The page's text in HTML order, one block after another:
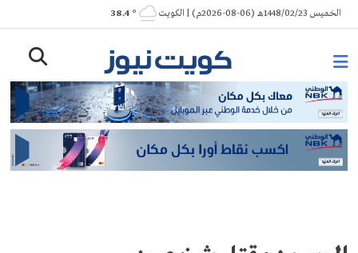
Skip
to
الخميس 1448/02/23هـ (06-08-2026م) | الكويت ° 38.4